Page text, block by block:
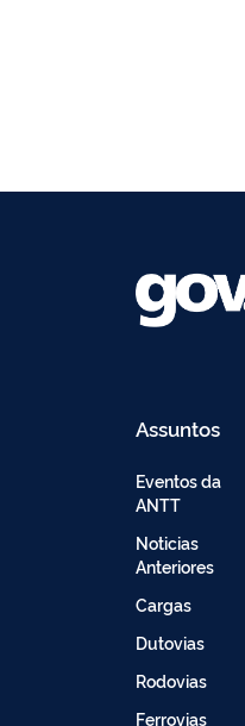
Assuntos
Eventos da
ANTT
Noticias
Anteriores
Cargas
Dutovias
Rodovias
Ferrovias